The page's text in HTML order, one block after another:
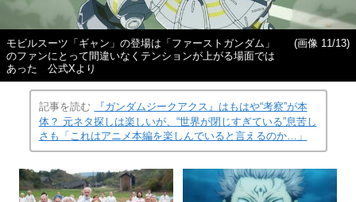
モビルスーツ「ギャン」の登場は「ファーストガンダム」
のファンにとって間違いなくテンションが上がる場面では
あった 公式Xより
(画像 11/13)
記事を読む
『ガンダムジークアクス』はもはや“考察”が本
体？ 元ネタ探しは楽しいが、“世界が閉じすぎている”息苦し
さも「これはアニメ本編を楽しんでいると言えるのか…」